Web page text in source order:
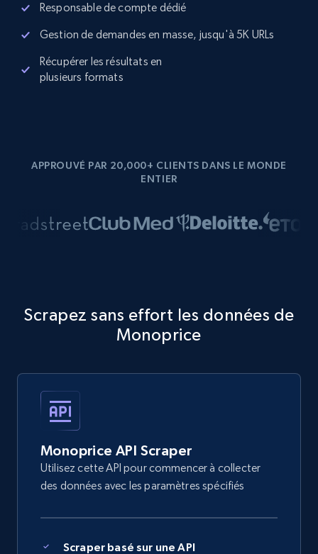
Responsable de compte dédié
Gestion de demandes en masse, jusqu'à 5K URLs
Récupérer les résultats en
plusieurs formats
APPROUVÉ PAR 20,000+ CLIENTS DANS LE MONDE
ENTIER
Scrapez sans effort les données de
Monoprice
Monoprice API Scraper
Utilisez cette API pour commencer à collecter
des données avec les paramètres spécifiés
Scraper basé sur une API